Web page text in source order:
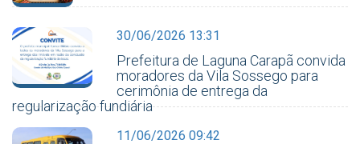
30/06/2026 13:31
Prefeitura de Laguna Carapã convida
moradores da Vila Sossego para
cerimônia de entrega da
regularização fundiária
11/06/2026 09:42